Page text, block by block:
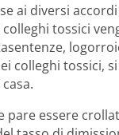
ai diversi
tossici
colleghi tossici,
essere